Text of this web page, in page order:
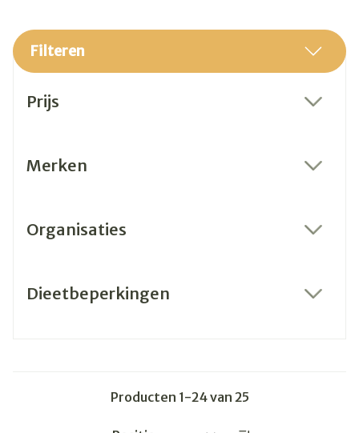
Filteren
Prijs
Merken
Organisaties
Dieetbeperkingen
Producten 1-24van 25